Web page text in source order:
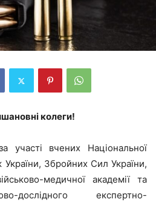
колеги!
участі вчених Національної
України, Збройних Сил України,
медичної академії та
дослідного експертно-